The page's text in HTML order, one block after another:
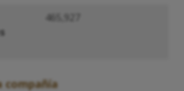
465,927
compañía